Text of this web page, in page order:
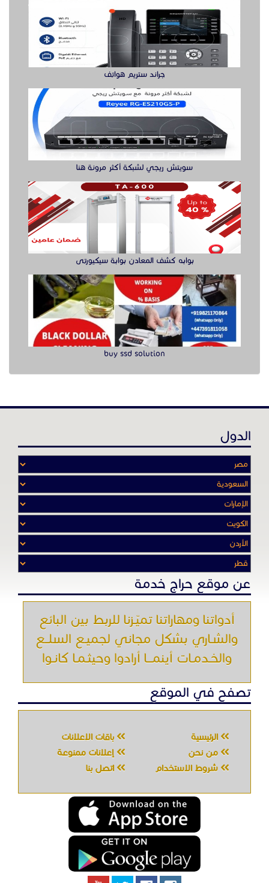
سويتش ريجي لشبكة أكثر مرونة هنا
بوابه كشف المعادن بوابة سيكيورتى
buy ssd solution
الدول
عن موقع حراج خدمة
أدواتنا ومهاراتنا تميّـزنا للربط بين البائع
والشـاري بشكل مجاني لجميـع السلــع
والخـدمـات أينمـــا أرادوا وحيثـمـا كانـوا
تصفح في الموقع
الرئيسية
باقات الإعلانات
شروط الاستخدام
اتصل بنا
لتقنية المعلومات